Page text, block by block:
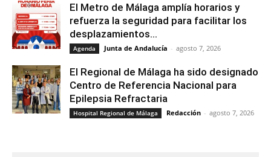
El Metro de Málaga amplía horarios y
refuerza la seguridad para facilitar los
desplazamientos...
Agenda Junta de Andalucía - agosto 7, 2026
El Regional de Málaga ha sido designado
Centro de Referencia Nacional para
Epilepsia Refractaria
Hospital Regional de Málaga Redacción - agosto 7, 2026